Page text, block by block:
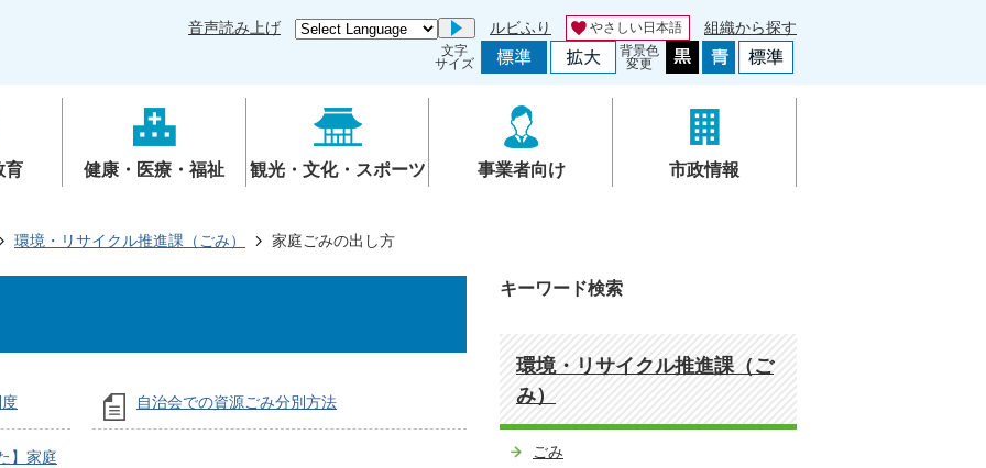
音声読み上げ Go ルビふり やさしい日本語 組織から探す
文字
サイズ
背景色
変更
育 健康・医療・福祉 観光・文化・スポーツ 事業者向け 市政情報
環境・リサイクル推進課（ごみ） 家庭ごみの出し方
自治会での資源ごみ分別方法
】家庭
キーワード検索
環境・リサイクル推進課（ご
み）
ごみ